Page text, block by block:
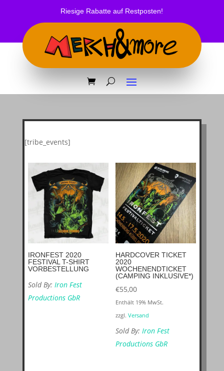
Riesige Rabatte auf Restposten!
[tribe_events]
IRONFEST 2020
FESTIVAL T-SHIRT
VORBESTELLUNG
Sold By: Iron Fest
Productions GbR
HARDCOVER TICKET
2020
WOCHENENDTICKET
(CAMPING INKLUSIVE*)
€55,00
Enthält 19% MwSt.
zzgl. Versand
Sold By: Iron Fest
Productions GbR